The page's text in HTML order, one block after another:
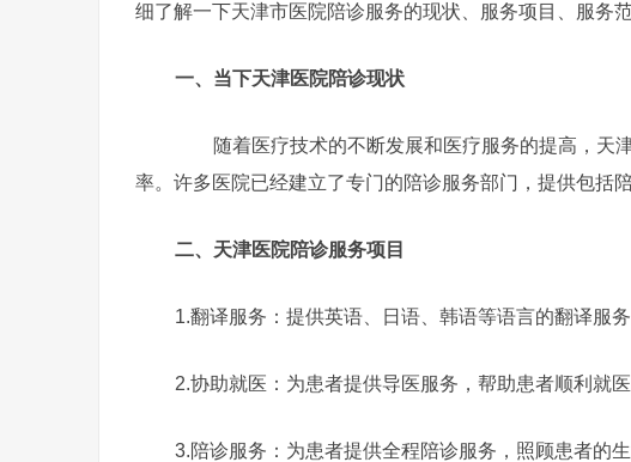
细了解一下天津市医院陪诊服务的现状、服务项目、服务
一、当下天津医院陪诊现状
随着医疗技术的不断发展和医疗服务的提高，天
率。许多医院已经建立了专门的陪诊服务部门，提供包括
二、天津医院陪诊服务项目
1.翻译服务：提供英语、日语、韩语等语言的翻译服
2.协助就医：为患者提供导医服务，帮助患者顺利就
3.陪诊服务：为患者提供全程陪诊服务，照顾患者的